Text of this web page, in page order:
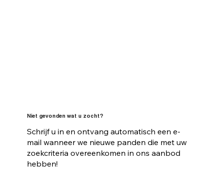
Schrijf u in en ontvang automatisch een e-
mail wanneer we nieuwe panden die met uw
zoekcriteria overeenkomen in ons aanbod
hebben!
Niet gevonden wat u zocht?